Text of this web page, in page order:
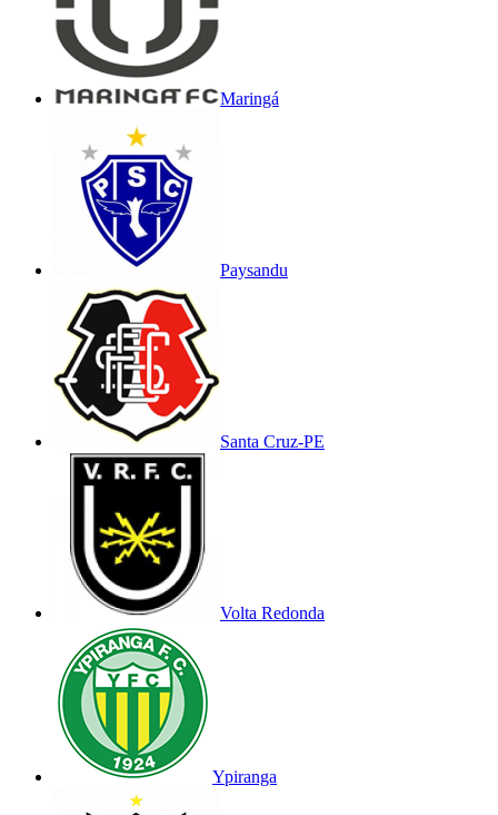
Maringá
Paysandu
Santa Cruz-PE
Volta Redonda
Ypiranga